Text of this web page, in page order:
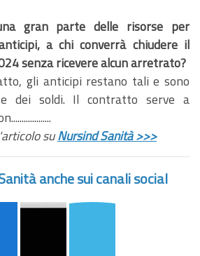
gran parte delle risorse per
a chi converrà chiudere il
senza ricevere alcun arretrato?
gli anticipi restano tali e sono
dei soldi. Il contratto serve a
suNursind Sanità >>>
anche sui canali social